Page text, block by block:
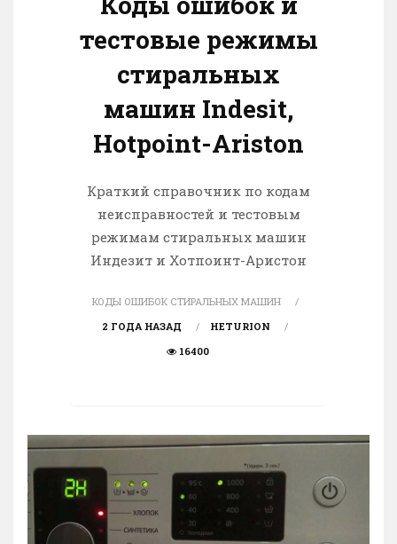
тестовые режимы
стиральных
машин Indesit,
Hotpoint-Ariston
Краткий справочник по кодам
неисправностей и тестовым
режимам стиральных машин
Индезит и Хотпоинт-Аристон
КОДЫ ОШИБОК СТИРАЛЬНЫХ МАШИН
2 ГОДА НАЗАД
HETURION
16400